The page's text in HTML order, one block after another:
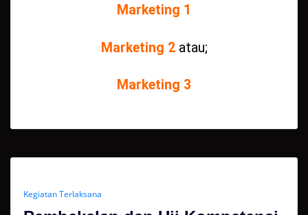
Marketing 1
Marketing 2atau;
Marketing 3
Kegiatan Terlaksana